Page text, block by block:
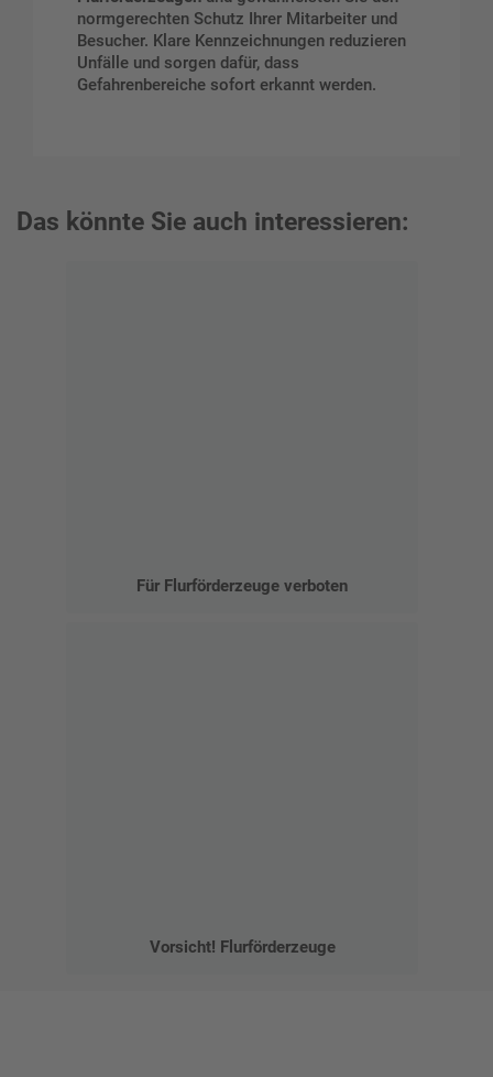
normgerechten Schutz Ihrer Mitarbeiter und
Besucher. Klare Kennzeichnungen reduzieren
Unfälle und sorgen dafür, dass
Gefahrenbereiche sofort erkannt werden.
Das könnte Sie auch interessieren:
Für Flurförderzeuge verboten
Vorsicht! Flurförderzeuge